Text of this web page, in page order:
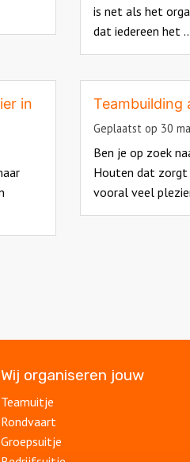
is net als het
dat iedereen het
more
about
in
Teambuilding
Geplaatst op 30
Ben je op zoek
Houten dat zorgt
vooral veel
Wij organiseren jouw
Teamuitje
Rondvaart
Groepsuitje